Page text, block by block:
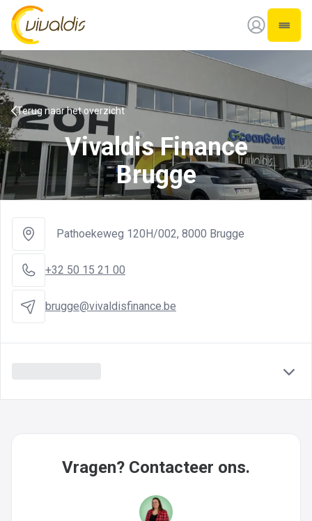
Vivaldis Interim
Open
Terug naar het overzicht
Vivaldis Finance
Brugge
Pathoekeweg 120H/002, 8000 Brugge
+32 50 15 21 00
brugge@vivaldisfinance.be
Vragen? Contacteer ons.